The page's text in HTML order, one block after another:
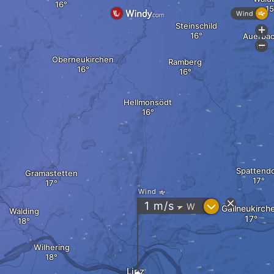
Linz
Hellmonsödt
Wilhering
Walding
Gramastetten
Steinschild
Ramberg
Oberneukirchen
Wind
1 m/s " W ?
Wind
+
-